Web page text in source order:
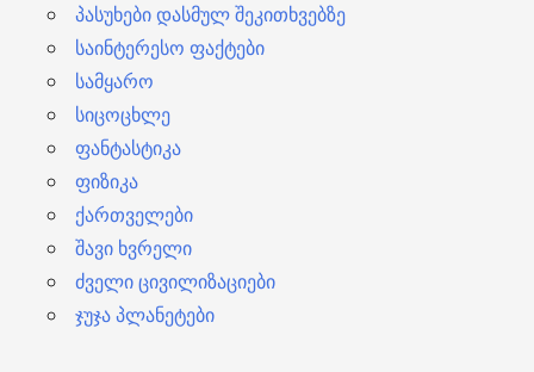
პასუხები დასმულ შეკითხვებზე
საინტერესო ფაქტები
სამყარო
სიცოცხლე
ფანტასტიკა
ფიზიკა
ქართველები
შავი ხვრელი
ძველი ცივილიზაციები
ჯუჯა პლანეტები